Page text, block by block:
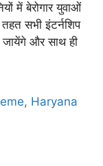
में बेरोगार युवाओं
सभी इंटर्नशिप
और साथ ही
, Haryana